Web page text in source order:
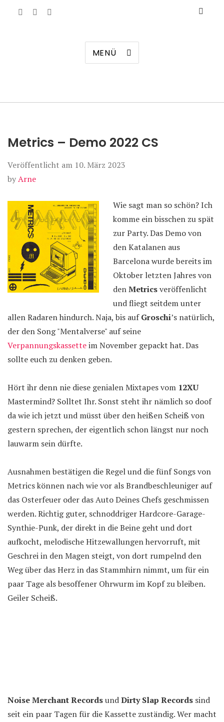
MENÜ
Metrics – Demo 2022 CS
Veröffentlicht am 10. März 2023
byArne
Wie sagt man so schön? Ich
komme ein bisschen zu spät
zur Party. Das Demo von
den Katalanen aus
Barcelona wurde bereits im
Oktober letzten Jahres von
denMetricsveröffenlicht
und fliegt seitdem unter
allen Radaren hindurch. Naja, bis aufGroschi’s natürlich,
der den Song "Mentalverse" auf seine
Verpannungskassetteim November gepackt hat. Das
sollte euch zu denken geben.
Hört ihr denn nie diese genialen Mixtapes vom 12XU
Mastermind? Solltet Ihr. Sonst steht ihr nämlich so doof
da wie ich jetzt und müsst über den heißen Scheiß von
gestern sprechen, der eigentlich schon längst nur noch
lauwarm sein dürfte.
Ausnahmen bestätigen die Regel und die fünf Songs von
Metrics können nach wie vor als Brandbeschleuniger auf
das Osterfeuer oder das Auto Deines Chefs geschmissen
werden. Richtig guter, schnoddriger Hardcore-Garage-
Synthie-Punk, der direkt in die Beine geht und dort
aufkocht, melodische Hitzewallungen hervorruft, mit
Geschrei in den Magen steigt, von dort rumpelnd den
Weg über das Herz in das Stammhirn nimmt, um für ein
paar Tage als besoffener Ohrwurm im Kopf zu bleiben.
Geiler Scheiß.
Noise Merchant RecordsundDirty Slap Records sind
seit ein paar Tagen für die Kassette zuständig. Wer macht